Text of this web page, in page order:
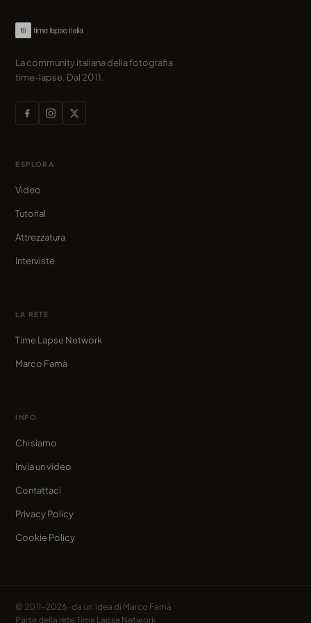
La community italiana della fotografia
time-lapse. Dal 2011.
ESPLORA
Video
Tutorial
Attrezzatura
Interviste
LA RETE
Time Lapse Network
Marco Famà
INFO
Chi siamo
Invia un video
Contattaci
Privacy Policy
Cookie Policy
© 2011–2026 · da un'idea di Marco Famà
Parte della reteTime Lapse Network